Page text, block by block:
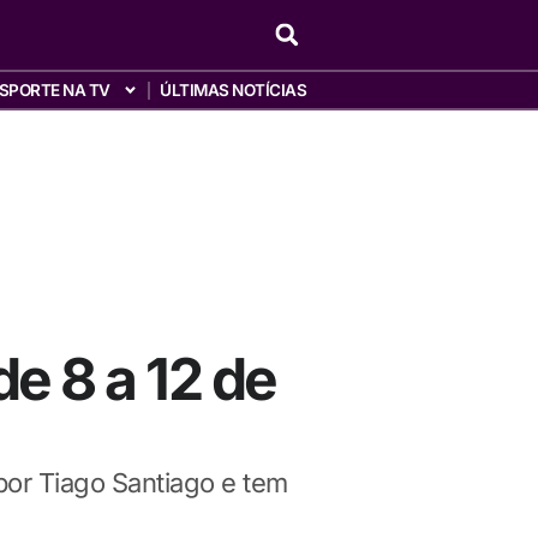
NA TV ÚLTIMAS NOTÍCIAS
8 a 12 de
Tiago Santiago e tem